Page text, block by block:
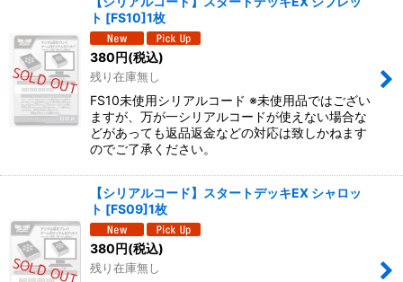
ト [FS10]1枚
380円(税込)
残り在庫無し
FS10未使用シリアルコード ※未使用品ではござい
ますが、万が一シリアルコードが使えない場合な
どがあっても返品返金などの対応は致しかねます
のでご了承ください。
【シリアルコード】スタートデッキEX シャロッ
ト [FS09]1枚
380円(税込)
残り在庫無し